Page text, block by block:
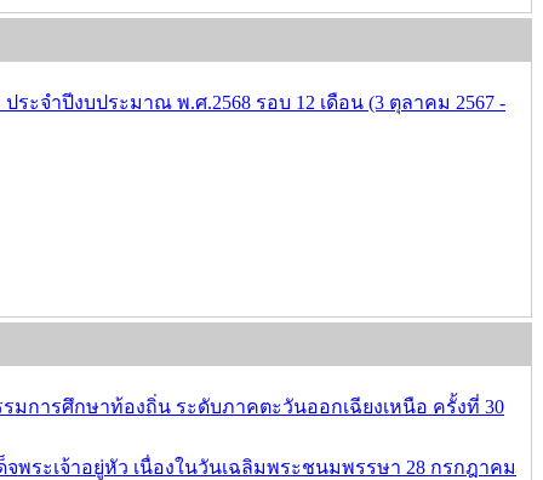
จำปีงบประมาณ พ.ศ.2568 รอบ 12 เดือน (3 ตุลาคม 2567 -
การศึกษาท้องถิ่น ระดับภาคตะวันออกเฉียงเหนือ ครั้งที่ 30
พระเจ้าอยู่หัว เนื่องในวันเฉลิมพระชนมพรรษา 28 กรกฎาคม